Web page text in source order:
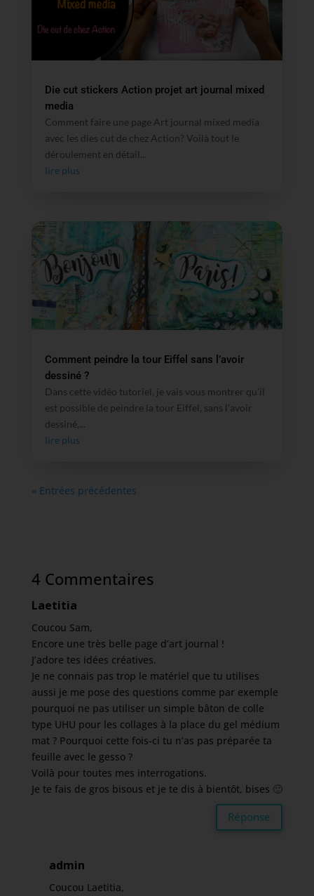
Die cut stickers Action projet art journal mixed
media
Comment faire une page Art journal mixed media
avec les dies cut de chez Action? Voilà tout le
déroulement en détail...
lire plus
Comment peindre la tour Eiffel sans l’avoir
dessiné ?
Dans cette vidéo tutoriel, je vais vous montrer qu’il
est possible de peindre la tour Eiffel, sans l'avoir
dessiné,...
lire plus
« Entrées précédentes
4 Commentaires
Laetitia
Coucou Sam,
Encore une très belle page d’art journal !
J’adore tes idées créatives.
Je ne connais pas trop le matériel que tu utilises
aussi je me pose des questions comme par exemple
pourquoi ne pas utiliser un simple bâton de colle
type UHU pour les collages à la place du gel médium
mat ? Pourquoi cette fois-ci tu n’as pas préparée ta
feuille avec le gesso ?
Voilà pour toutes mes interrogations.
Je te fais de gros bisous et je te dis à bientôt, bises 🙂
Réponse
admin
Coucou Laetitia,